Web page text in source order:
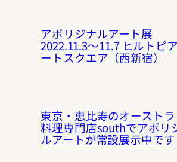
アボリジナルアート展
2022.11.3〜11.7 ヒルトピ
ートスクエア（西新宿）
東京・恵比寿のオースト
料理専門店southでアボリ
ルアートが常設展示中です